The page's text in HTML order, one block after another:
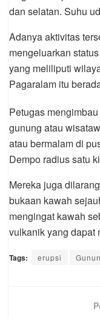
dan selatan. Suhu
Adanya aktivitas
mengeluarkan
yang meliliputi
Pagaralam itu
Petugas
gunung atau
atau bermalam di
Dempo radius satu
Mereka juga
bukaan kawah
mengingat kawah
vulkanik yang dapat
Tags: erupsi